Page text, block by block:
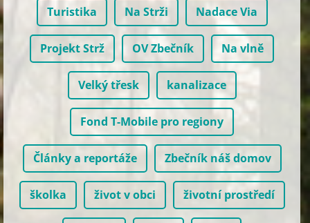
Turistika Na Strži Nadace Via
Projekt Strž OV Zbečník Na vlně
Velký třesk kanalizace
Fond T-Mobile pro regiony
Články a reportáže Zbečník náš domov
školka život v obci životní prostředí